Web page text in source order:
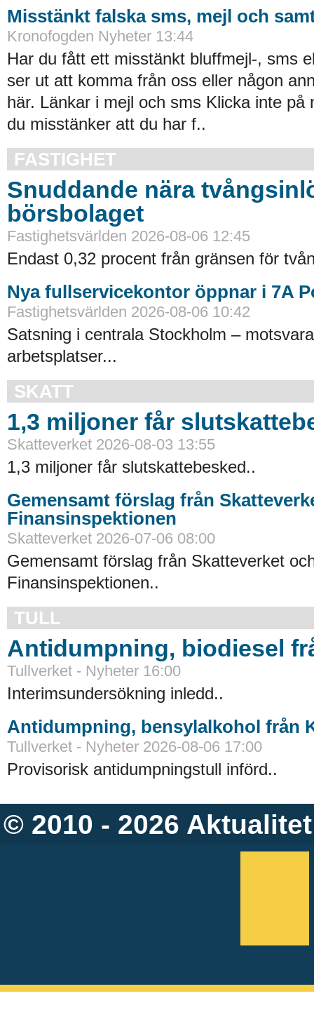
Misstänkt falska sms, mejl och
Kronofogden Nyheter 13:44
Har du fått ett misstänkt bluffmejl-, sms
ser ut att komma från oss eller någon
här. Länkar i mejl och sms Klicka inte på
du misstänker att du har f..
FASTIGHET
Snuddande nära
börsbolaget
Fastighetsvärlden 2026-08-06 12:45
Endast 0,32 procent från gränsen för
Nya fullservicekontor öppnar i 7A
Fastighetsvärlden 2026-08-06 10:42
Satsning i centrala Stockholm –
arbetsplatser...
SKATT
1,3 miljoner får
Skatteverket 2026-08-03 13:55
1,3 miljoner får slutskattebesked..
Gemensamt förslag från
Finansinspektionen
Skatteverket 2026-07-06 08:00
Gemensamt förslag från Skatteverket
Finansinspektionen..
TULL
Antidumpning, biodiesel
Tullverket - Nyheter 16:00
Interimsundersökning inledd..
Antidumpning, bensylalkohol från
Tullverket - Nyheter 2026-08-06 17:00
Provisorisk antidumpningstull införd..
© 2010 - 2026 Aktualitet